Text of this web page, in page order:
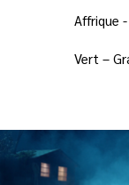
Affrique
Vert –